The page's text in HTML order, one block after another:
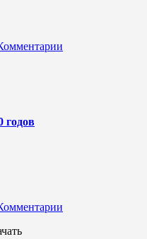
годов